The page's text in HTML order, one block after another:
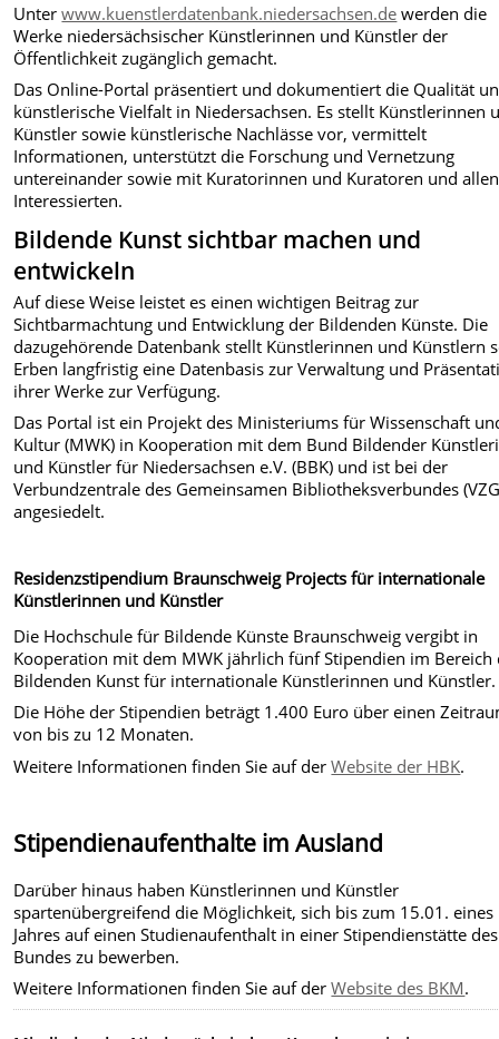
Unterwww.kuenstlerdatenbank.niedersachsen.de werden die
Werke niedersächsischer Künstlerinnen und Künstler der
Öffentlichkeit zugänglich gemacht.
Das Online-Portal präsentiert und dokumentiert die Qualität
künstlerische Vielfalt in Niedersachsen. Es stellt Künstlerinnen
Künstler sowie künstlerische Nachlässe vor, vermittelt
Informationen, unterstützt die Forschung und Vernetzung
untereinander sowie mit Kuratorinnen und Kuratoren und allen
Interessierten.
Bildende Kunst sichtbar machen und
entwickeln
Auf diese Weise leistet es einen wichtigen Beitrag zur
Sichtbarmachtung und Entwicklung der Bildenden Künste. Die
dazugehörende Datenbank stellt Künstlerinnen und Künstlern
Erben langfristig eine Datenbasis zur Verwaltung und
ihrer Werke zur Verfügung.
Das Portal ist ein Projekt des Ministeriums für Wissenschaft
Kultur (MWK) in Kooperation mit dem Bund Bildender
und Künstler für Niedersachsen e.V. (BBK) und ist bei der
Verbundzentrale des Gemeinsamen Bibliotheksverbundes
angesiedelt.
Residenzstipendium Braunschweig Projects für internationale
Künstlerinnen und Künstler
Die Hochschule für Bildende Künste Braunschweig vergibt in
Kooperation mit dem MWK jährlich fünf Stipendien im Bereich
Bildenden Kunst für internationale Künstlerinnen und Künstler.
Die Höhe der Stipendien beträgt 1.400 Euro über einen
von bis zu 12 Monaten.
Weitere Informationen finden Sie auf derWebsite der HBK.
Stipendienaufenthalte im Ausland
Darüber hinaus haben Künstlerinnen und Künstler
spartenübergreifend die Möglichkeit, sich bis zum 15.01. eines
Jahres auf einen Studienaufenthalt in einer Stipendienstätte des
Bundes zu bewerben.
Weitere Informationen finden Sie auf derWebsite des BKM.